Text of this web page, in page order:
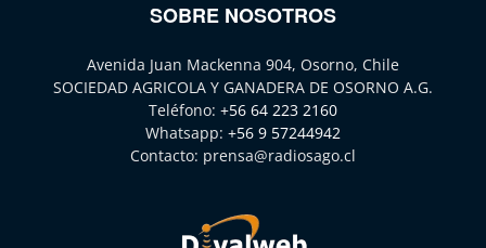
SOBRE NOSOTROS
Avenida Juan Mackenna 904, Osorno, Chile
SOCIEDAD AGRICOLA Y GANADERA DE OSORNO A.G.
Teléfono: +56 64 223 2160
Whatsapp: +56 9 57244942
Contacto: prensa@radiosago.cl